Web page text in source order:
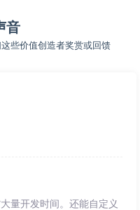
音
些价值创造者奖赏或回馈
量开发时间。还能自定义